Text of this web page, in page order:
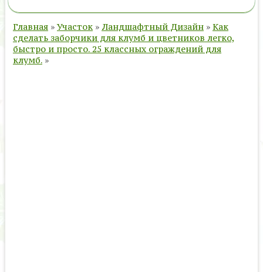
Главная »Участок » Ландшафтный Дизайн » Как
сделать заборчики для клумб и цветников легко,
быстро и просто. 25 классных ограждений для
клумб. »